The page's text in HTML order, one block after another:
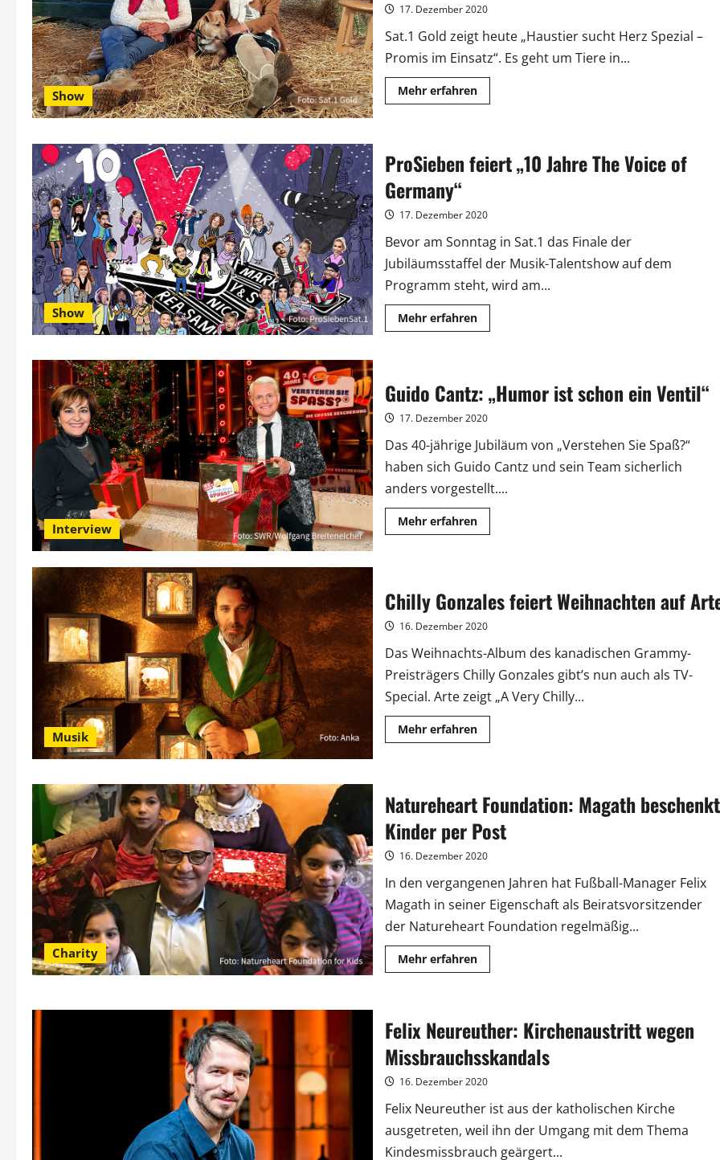
Show
17. Dezember 2020
Sat.1 Gold zeigt heute „Haustier sucht Herz Spezial –
Promis im Einsatz“. Es geht um Tiere in...
Mehr erfahrenMehr
Informationen
Kraus
und
in
Show
ProSieben feiert „10 Jahre The Voice of
Germany“
17. Dezember 2020
Bevor am Sonntag in Sat.1 das Finale der
Jubiläumsstaffel der Musik-Talentshow auf dem
Programm steht, wird am...
Mehr erfahrenMehr
Informationen
Jahre
The
Voice
of
Interview
Guido Cantz: „Humor ist schon ein Ventil“
17. Dezember 2020
Das 40-jährige Jubiläum von „Verstehen Sie Spaß?“
haben sich Guido Cantz und sein Team sicherlich
anders vorgestellt....
Mehr erfahrenMehr
Informationen
schon
ein
Ventil“
Musik
Chilly Gonzales feiert Weihnachten auf
16. Dezember 2020
Das Weihnachts-Album des kanadischen Grammy-
Preisträgers Chilly Gonzales gibt’s nun auch als TV-
Special. Arte zeigt „A Very Chilly...
Mehr erfahrenMehr
Informationen
Weihnachten
auf
Arte
Charity
Natureheart Foundation: Magath beschenkt
Kinder per Post
16. Dezember 2020
In den vergangenen Jahren hat Fußball-Manager Felix
Magath in seiner Eigenschaft als Beiratsvorsitzender
der Natureheart Foundation regelmäßig...
Mehr erfahrenMehr
Informationen
beschenkt
Kinder
per
Post
Felix Neureuther: Kirchenaustritt wegen
Missbrauchsskandals
16. Dezember 2020
Felix Neureuther ist aus der katholischen Kirche
ausgetreten, weil ihn der Umgang mit dem Thema
Kindesmissbrauch geärgert...